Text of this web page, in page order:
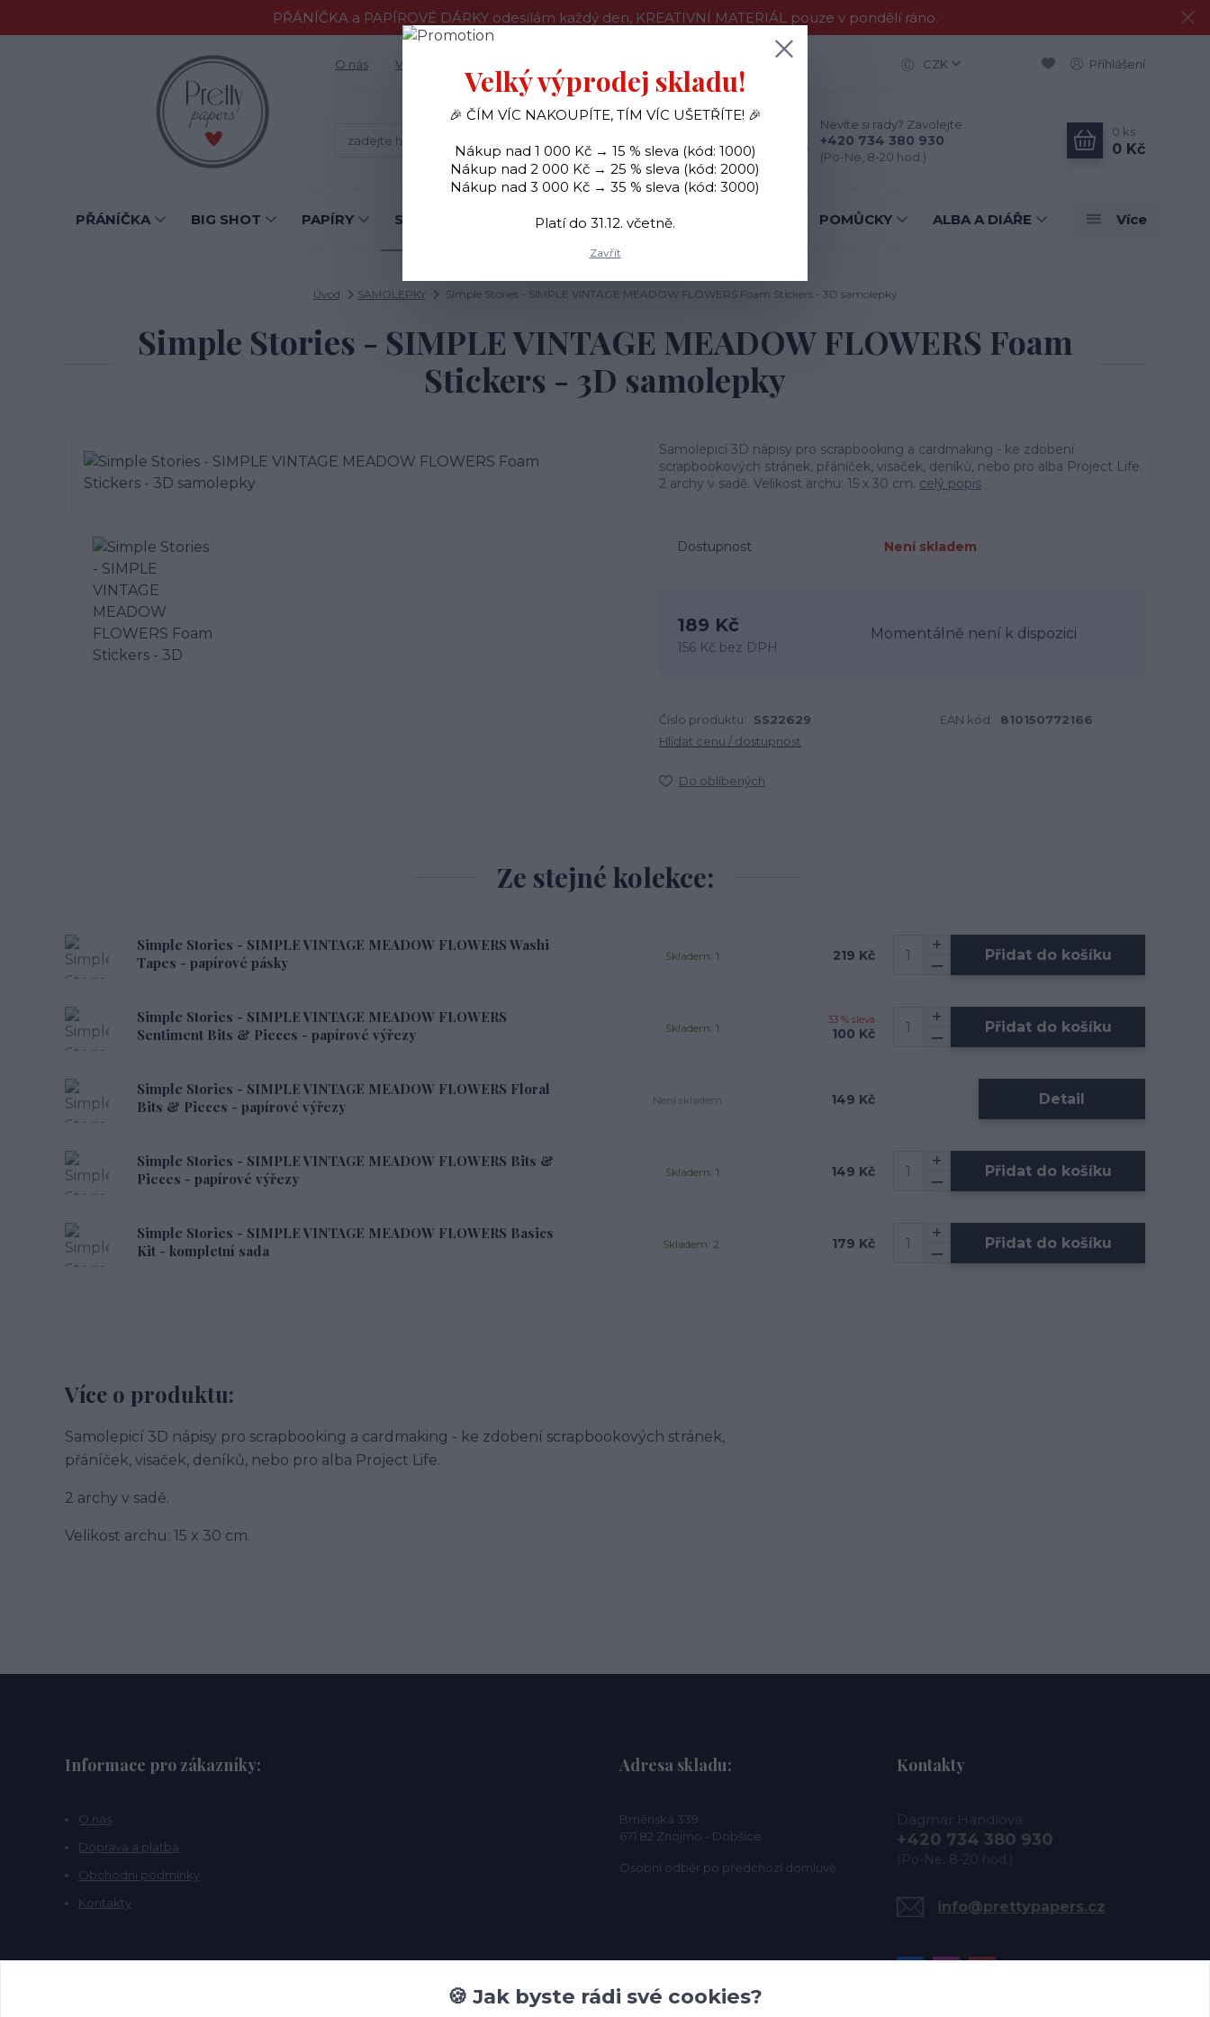
PŘÁNÍČKA a PAPÍROVÉ DÁRKY odesílám každý den, KREATIVNÍ MATERIÁL pouze v pondělí ráno.
O nás Vše o nákupu CZK Přihlášení
Nevíte si rady? Zavolejte.
+420 734 380 930
(Po-Ne, 8-20 hod.)
0 ks
0 Kč
PŘÁNÍČKA BIG SHOT PAPÍRY SAMOLEPKY OZDOBY RAZÍTKA POMŮCKY ALBA A DIÁŘE Více
Úvod SAMOLEPKY Simple Stories - SIMPLE VINTAGE MEADOW FLOWERS Foam Stickers - 3D samolepky
Simple Stories - SIMPLE VINTAGE MEADOW FLOWERS Foam
Stickers - 3D samolepky
Samolepicí 3D nápisy pro scrapbooking a cardmaking - ke zdobení
scrapbookových stránek, přáníček, visaček, deníků, nebo pro alba Project Life.
2 archy v sadě. Velikost archu: 15 x 30 cm. celý popis
Dostupnost Není skladem
189 Kč
156 Kč bez DPH
Momentálně není k dispozici
Číslo produktu: SS22629 EAN kód:
810150772166
Hlídat cenu / dostupnost
Do oblíbených
Ze stejné kolekce:
Simple Stories - SIMPLE VINTAGE MEADOW FLOWERS Washi
Tapes - papírové pásky
219 Kč
Skladem: 1 Přidat do košíku
Simple Stories - SIMPLE VINTAGE MEADOW FLOWERS
Sentiment Bits & Pieces - papírové výřezy
33 % sleva
100 Kč
Skladem: 1 Přidat do košíku
Simple Stories - SIMPLE VINTAGE MEADOW FLOWERS Floral
Bits & Pieces - papírové výřezy
149 Kč
Není skladem Detail
Simple Stories - SIMPLE VINTAGE MEADOW FLOWERS Bits &
Pieces - papírové výřezy
149 Kč
Skladem: 1 Přidat do košíku
Simple Stories - SIMPLE VINTAGE MEADOW FLOWERS Basics
Kit - kompletní sada
179 Kč
Skladem: 2 Přidat do košíku
Více o produktu:
Samolepicí 3D nápisy pro scrapbooking a cardmaking - ke zdobení scrapbookových stránek,
přáníček, visaček, deníků, nebo pro alba Project Life.
2 archy v sadě.
Velikost archu: 15 x 30 cm.
Informace pro zákazníky:
O nás
Doprava a platba
Obchodní podmínky
Kontakty
Adresa skladu:
Brněnská 339
671 82 Znojmo - Dobšice
Osobní odběr po předchozí domluvě.
Kontakty
Dagmar Handlová
+420 734 380 930
(Po-Ne, 8-20 hod.)
info@prettypapers.cz
Velký výprodej skladu!
🎉 ČÍM VÍC NAKOUPÍTE, TÍM VÍC UŠETŘÍTE! 🎉
Nákup nad 1 000 Kč → 15 % sleva (kód: 1000)
Nákup nad 2 000 Kč → 25 % sleva (kód: 2000)
Nákup nad 3 000 Kč → 35 % sleva (kód: 3000)
Platí do 31.12. včetně.
Zavřít
🍪 Jak byste rádi své cookies?